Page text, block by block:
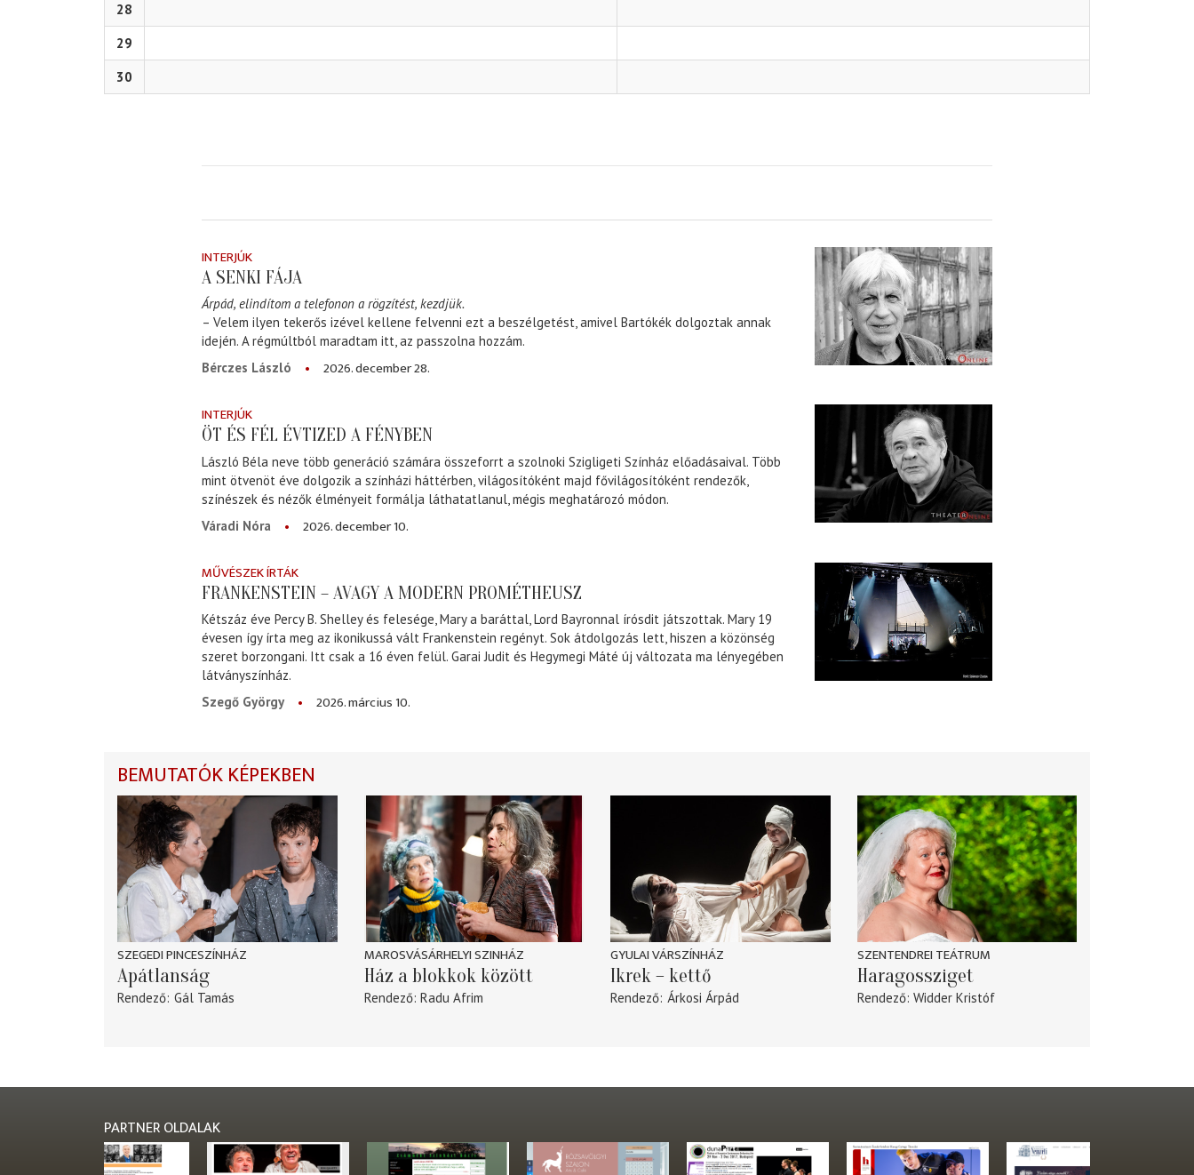
28
29
30
INTERJÚK
A SENKI FÁJA
Árpád, elindítom a telefonon a rögzítést, kezdjük.
– Velem ilyen tekerős izével kellene felvenni ezt a beszélgetést, amivel Bartókék dolgoztak annak
idején. A régmúltból maradtam itt, az passzolna hozzám.
Bérczes László
2026. december 28.
INTERJÚK
ÖT ÉS FÉL ÉVTIZED A FÉNYBEN
László Béla neve több generáció számára összeforrt a szolnoki Szigligeti Színház előadásaival. Több
mint ötvenöt éve dolgozik a színházi háttérben, világosítóként majd fővilágosítóként rendezők,
színészek és nézők élményeit formálja láthatatlanul, mégis meghatározó módon.
Váradi Nóra
2026. december 10.
MŰVÉSZEK ÍRTÁK
FRANKENSTEIN – AVAGY A MODERN PROMÉTHEUSZ
Kétszáz éve Percy B. Shelley és felesége, Mary a baráttal, Lord Bayronnal írósdit játszottak. Mary 19
évesen így írta meg az ikonikussá vált Frankenstein regényt. Sok átdolgozás lett, hiszen a közönség
szeret borzongani. Itt csak a 16 éven felül. Garai Judit és Hegymegi Máté új változata ma lényegében
látványszínház.
Szegő György
2026. március 10.
BEMUTATÓK KÉPEKBEN
SZEGEDI PINCESZÍNHÁZ
Apátlanság
Rendező Gál Tamás
MAROSVÁSÁRHELYI SZINHÁZ
Ház a blokkok között
Rendező Radu Afrim
GYULAI VÁRSZÍNHÁZ
Ikrek – kettő
Rendező Árkosi Árpád
SZENTENDREI TEÁTRUM
Haragossziget
Rendező Widder Kristóf
PARTNER OLDALAK